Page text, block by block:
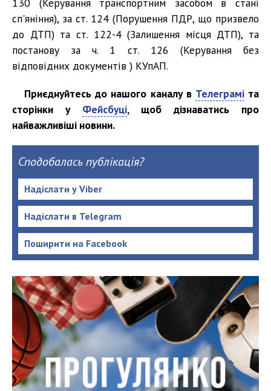
130 (Керування транспортним засобом в стані
сп'яніння), за ст. 124 (Порушення ПДР, що призвело
до ДТП) та ст. 122-4 (Залишення місця ДТП), та
постанову за ч. 1 ст. 126 (Керування без
відповідних документів ) КУпАП.
Приєднуйтесь до нашого каналу в Телеграміта
сторінки у Фейсбуці, щоб дізнаватись про
найважливіші новини.
Сподобалась публікація?
Надіслати у Viber
Надіслати в Telegram
Поширити на Facebook